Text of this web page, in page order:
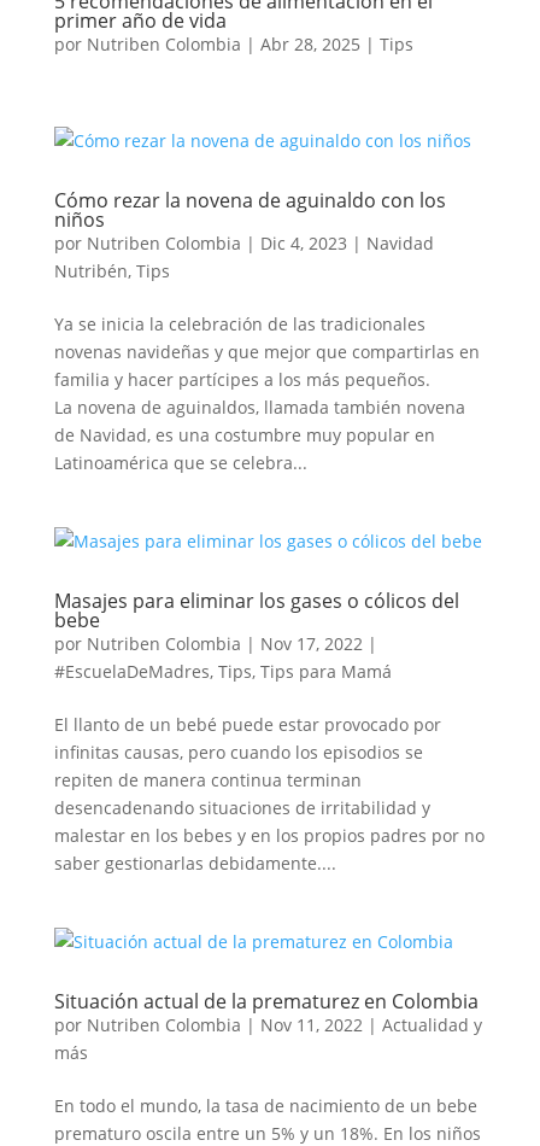
primer año de vida
por Nutriben Colombia | Abr 28, 2025 | Tips
Cómo rezar la novena de aguinaldo con los
niños
por Nutriben Colombia | Dic 4, 2023 | Navidad
Nutribén, Tips
Ya se inicia la celebración de las tradicionales
novenas navideñas y que mejor que compartirlas en
familia y hacer partícipes a los más pequeños.
La novena de aguinaldos, llamada también novena
de Navidad, es una costumbre muy popular en
Latinoamérica que se celebra...
Masajes para eliminar los gases o cólicos del
bebe
por Nutriben Colombia | Nov 17, 2022|
#EscuelaDeMadres, Tips, Tips para Mamá
El llanto de un bebé puede estar provocado por
infinitas causas, pero cuando los episodios se
repiten de manera continua terminan
desencadenando situaciones de irritabilidad y
malestar en los bebes y en los propios padres por no
saber gestionarlas debidamente....
Situación actual de la prematurez en Colombia
por Nutriben Colombia | Nov 11, 2022| Actualidad y
más
En todo el mundo, la tasa de nacimiento de un bebe
prematuro oscila entre un 5% y un 18%. En los niños